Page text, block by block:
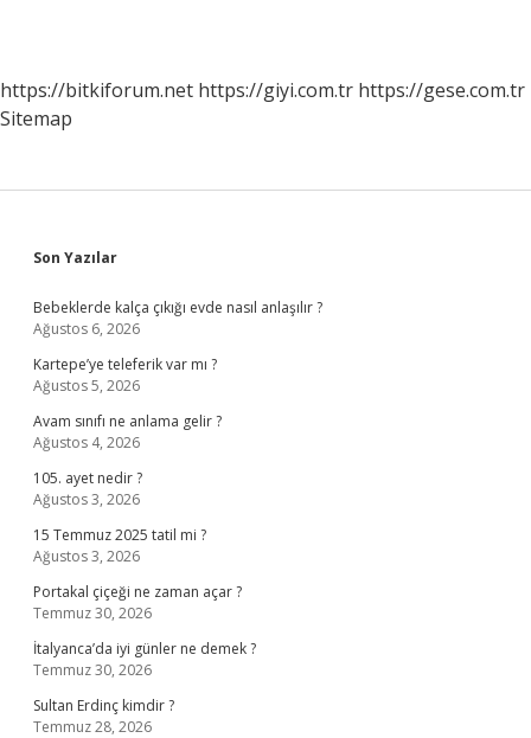
https://bitkiforum.net https://giyi.com.tr https://gese.com.tr
Sitemap
Sidebar
Son Yazılar
Bebeklerde kalça çıkığı evde nasıl anlaşılır ?
Ağustos 6, 2026
Kartepe’ye teleferik var mı ?
Ağustos 5, 2026
Avam sınıfı ne anlama gelir ?
Ağustos 4, 2026
105. ayet nedir ?
Ağustos 3, 2026
15 Temmuz 2025 tatil mi ?
Ağustos 3, 2026
Portakal çiçeği ne zaman açar ?
Temmuz 30, 2026
İtalyanca’da iyi günler ne demek ?
Temmuz 30, 2026
Sultan Erdinç kimdir ?
Temmuz 28, 2026